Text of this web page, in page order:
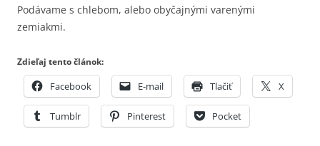
Podávame s chlebom, alebo obyčajnými varenými
zemiakmi.
Zdieľaj tento článok:
Facebook E-mail Tlačiť X
Tumblr Pinterest Pocket